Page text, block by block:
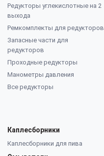
Редукторы углекислотные на 2
выхода
Ремкомплекты для редукторов
Запасные части для
редукторов
Проходные редукторы
Манометры давления
Все редукторы
Каплесборники
Каплесборники для пива